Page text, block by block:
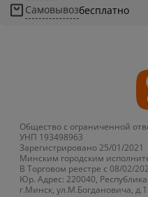
Самовывозбесплатно
Общество с ограниченной
УНП 193498963
Зарегистрировано 25/01/2021
Минским городским
В Торговом реестре с 08/02/
Юр. Адрес: 220040,
г.Минск, ул.М.Богдановича,